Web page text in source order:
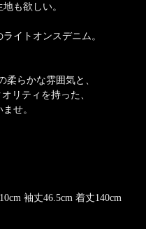
も欲しい。
イトオンスデニム。
柔らかな雰囲気と、
リティを持った、
せ。
袖丈46.5cm 着丈140cm